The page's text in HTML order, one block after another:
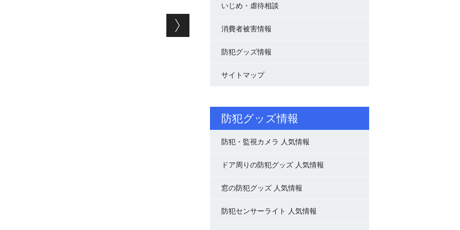
いじめ・虐待相談
消費者被害情報
防犯グッズ情報
サイトマップ
防犯グッズ情報
防犯・監視カメラ 人気情報
ドア周りの防犯グッズ 人気情報
窓の防犯グッズ 人気情報
防犯センサーライト 人気情報